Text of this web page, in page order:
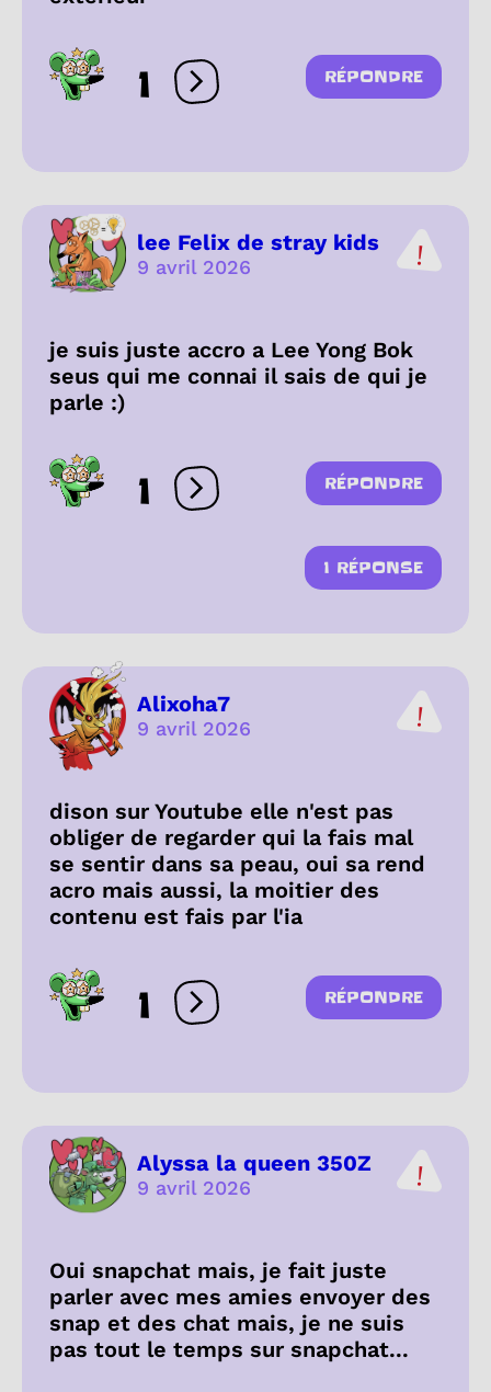
1 Ouvrir les réactions
RÉPONDRE
lee Felix de stray kids
9 avril 2026
je suis juste accro a Lee Yong Bok
seus qui me connai il sais de qui je
parle :)
1 Ouvrir les réactions
RÉPONDRE
1 RÉPONSE
Alixoha7
9 avril 2026
dison sur Youtube elle n'est pas
obliger de regarder qui la fais mal
se sentir dans sa peau, oui sa rend
acro mais aussi, la moitier des
contenu est fais par l'ia
1 Ouvrir les réactions
RÉPONDRE
Alyssa la queen 350Z
9 avril 2026
Oui snapchat mais, je fait juste
parler avec mes amies envoyer des
snap et des chat mais, je ne suis
pas tout le temps sur snapchat...